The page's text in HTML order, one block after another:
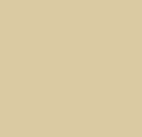
difficiles,
implants en métal, des
ou simplement des
est là pour vous. Avec
un doigté fin et délicat